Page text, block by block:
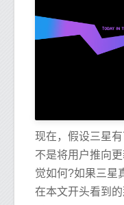
现在，假设三星
不是将用户推向
觉如何?如果三星
在本文开头看到